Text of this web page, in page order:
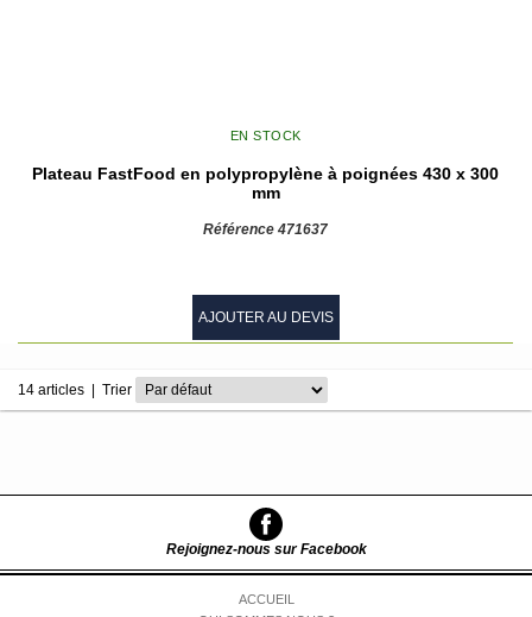
EN STOCK
Plateau FastFood en polypropylène à poignées 430 x 300
mm
Référence 471637
AJOUTER AU DEVIS
14 articles | Trier
Rejoignez-nous sur Facebook
ACCUEIL